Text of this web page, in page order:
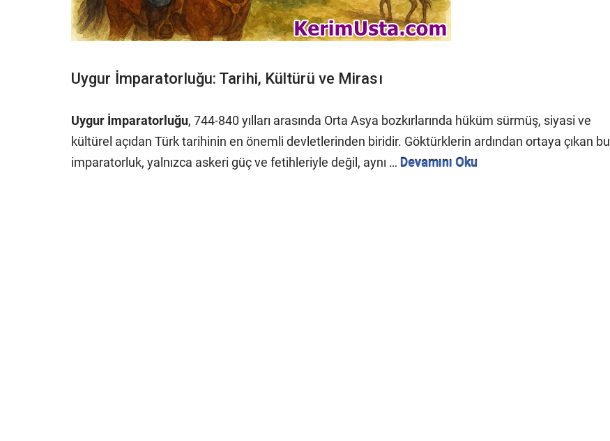
Uygur İmparatorluğu: Tarihi, Kültürü ve Mirası
Uygur İmparatorluğu, 744-840 yılları arasında Orta Asya bozkırlarında hüküm sürmüş, siyasi ve
kültürel açıdan Türk tarihinin en önemli devletlerinden biridir. Göktürklerin ardından ortaya çıkan bu
imparatorluk, yalnızca askeri güç ve fetihleriyle değil, aynı … Devamını Oku